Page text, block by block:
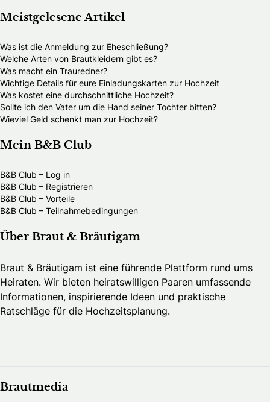
Meistgelesene Artikel
Was ist die Anmeldung zur Eheschließung?
Welche Arten von Brautkleidern gibt es?
Was macht ein Trauredner?
Wichtige Details für eure Einladungskarten zur Hochzeit
Was kostet eine durchschnittliche Hochzeit?
Sollte ich den Vater um die Hand seiner Tochter bitten?
Wieviel Geld schenkt man zur Hochzeit?
Mein B&B Club
B&B Club – Log in
B&B Club – Registrieren
B&B Club – Vorteile
B&B Club – Teilnahmebedingungen
Über Braut & Bräutigam
Braut & Bräutigam ist eine führende Plattform rund ums
Heiraten. Wir bieten heiratswilligen Paaren umfassende
Informationen, inspirierende Ideen und praktische
Ratschläge für die Hochzeitsplanung.
Brautmedia